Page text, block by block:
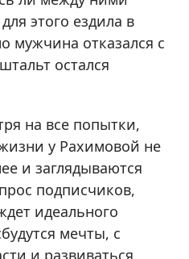
этого ездила в
мужчина отказался с
остался
на все попытки,
у Рахимовой не
и заглядываются
подписчиков,
идеального
мечты, с
и развиваться,